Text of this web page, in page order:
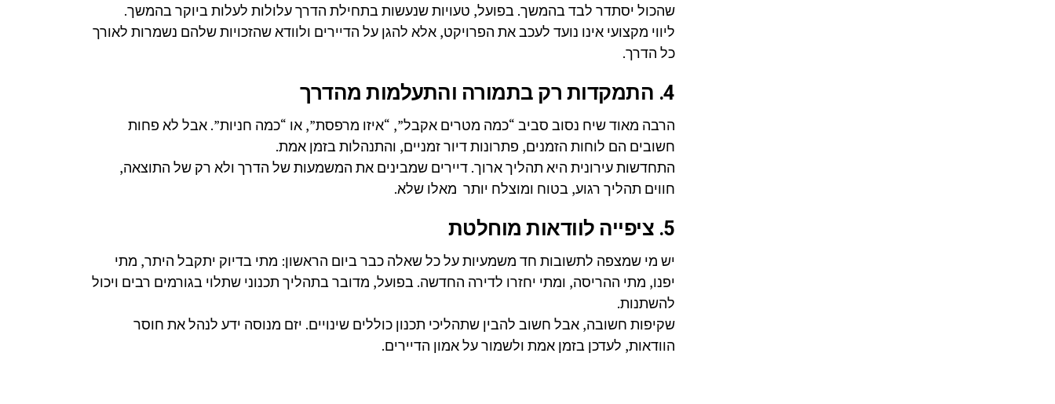
שהכול יסתדר לבד בהמשך. בפועל, טעויות שנעשות בתחילת הדרך עלולות לעלות ביוקר בהמשך.
ליווי מקצועי אינו נועד לעכב את הפרויקט, אלא להגן על הדיירים ולוודא שהזכויות שלהם נשמרות לאורך
כל הדרך.
4. התמקדות רק בתמורה והתעלמות מהדרך
הרבה מאוד שיח נסוב סביב “כמה מטרים אקבל”, “איזו מרפסת”, או “כמה חניות”. אבל לא פחות
חשובים הם לוחות הזמנים, פתרונות דיור זמניים, והתנהלות בזמן אמת.
התחדשות עירונית היא תהליך ארוך. דיירים שמבינים את המשמעות של הדרך ולא רק של התוצאה,
חווים תהליך רגוע, בטוח ומוצלח יותר מאלו שלא.
5. ציפייה לוודאות מוחלטת
יש מי שמצפה לתשובות חד משמעיות על כל שאלה כבר ביום הראשון: מתי בדיוק יתקבל היתר, מתי
יפנו, מתי ההריסה, ומתי יחזרו לדירה החדשה. בפועל, מדובר בתהליך תכנוני שתלוי בגורמים רבים ויכול
להשתנות.
שקיפות חשובה, אבל חשוב להבין שתהליכי תכנון כוללים שינויים. יזם מנוסה ידע לנהל את חוסר
הוודאות, לעדכן בזמן אמת ולשמור על אמון הדיירים.